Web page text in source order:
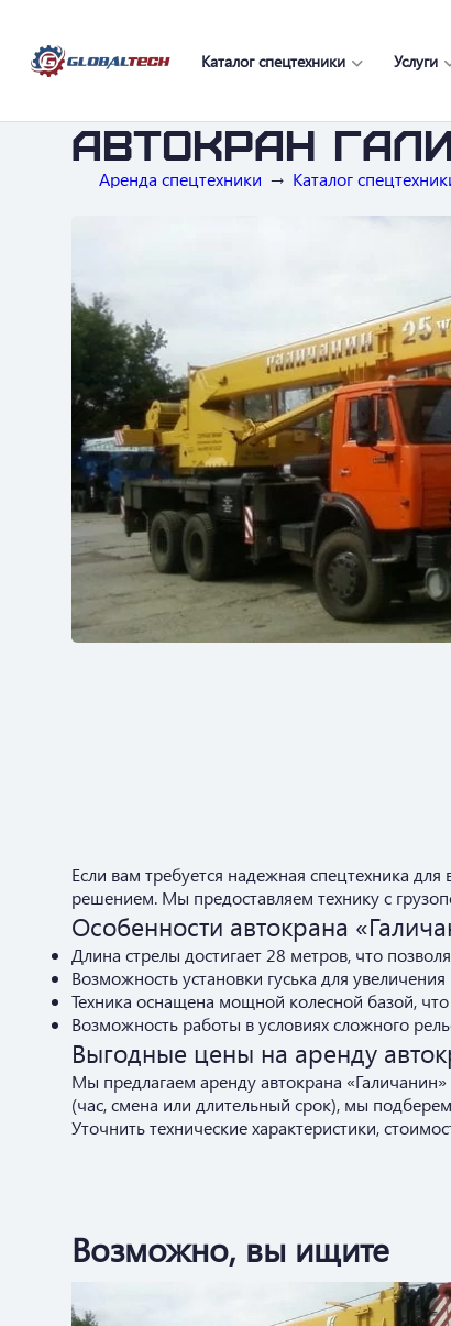
Каталог спецтехники Услуги
Автокран
Аренда спецтехники Каталог
Если вам требуется надежная спецтехника
решением. Мы предоставляем технику с
Особенности автокрана
Длина стрелы достигает 28 метров, что
Возможность установки гуська для
Техника оснащена мощной колесной базой,
Возможность работы в условиях сложного
Выгодные цены на аренду
Мы предлагаем аренду автокрана
(час, смена или длительный срок), мы
Уточнить технические характеристики,
Возможно, вы ищите